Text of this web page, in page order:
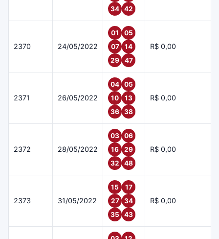
34
42
2370 24/05/2022
01
05
07
14
29
47
R$ 0,00
2371 26/05/2022
04
05
10
13
36
38
R$ 0,00
2372 28/05/2022
03
06
16
29
32
48
R$ 0,00
2373 31/05/2022
15
17
27
34
35
43
R$ 0,00